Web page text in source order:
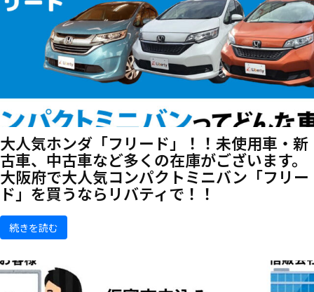
大人気ホンダ「フリード」！！未使用車・新
古車、中古車など多くの在庫がございます。
大阪府で大人気コンパクトミニバン「フリー
ド」を買うならリバティで！！
続きを読む